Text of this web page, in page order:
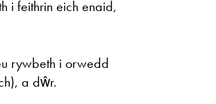
i feithrin eich enaid,
rywbeth i orwedd
a dŵr.